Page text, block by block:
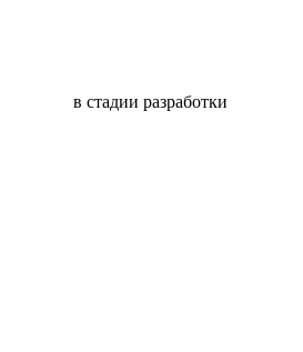
в стадии разработки